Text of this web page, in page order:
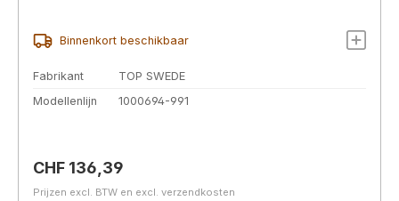
Binnenkort beschikbaar
Fabrikant
TOP SWEDE
Modellenlijn
1000694-991
Normale prijs:
CHF 136,39
Prijzen excl. BTW en excl. verzendkosten